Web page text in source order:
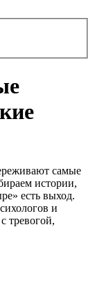
самые
истории,
есть выход.
и
тревогой,